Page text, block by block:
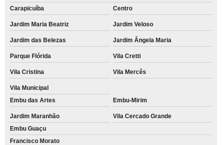
Carapicuíba
Centro
Jardim Maria Beatriz Jardim Veloso
Jardim das Belezas Jardim Ângela Maria
Parque Flórida Vila Cretti
Vila Cristina Vila Mercês
Vila Municipal
Embu das Artes
Embu-Mirim
Jardim Maranhão
Vila Cercado Grande
Embu Guaçu
Francisco Morato